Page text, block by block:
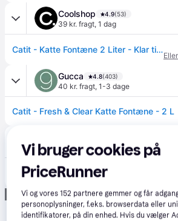
Coolshop 4.9(53)
39 kr. fragt, 1 dag
Catit - Katte Fontæne 2 Liter - Klar til levering - Prismatch - Hvid
Gucca 4.8(403)
40 kr. fragt, 1-3 dage
Catit - Fresh & Clear Katte Fontæne - 2 L
89 kr. fragt,2-4 dage
Catit Kattespringvand - 2L - Hvid
Annonce
Vi bruger cookies på
PriceRunner
Vi og vores152 partnere gemmer og får
personoplysninger, f.eks. browserdata eller
identifikatorer, på din enhed. Hvis du vælger